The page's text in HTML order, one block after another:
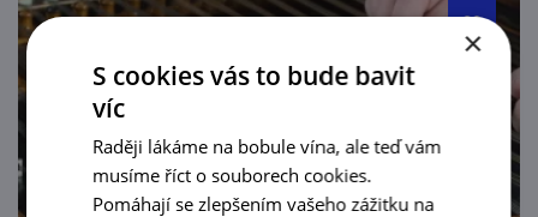
×
S cookies vás to bude bavit
víc
Raději lákáme na bobule vína, ale teď vám
musíme říct o souborech cookies.
Pomáhají se zlepšením vašeho zážitku na